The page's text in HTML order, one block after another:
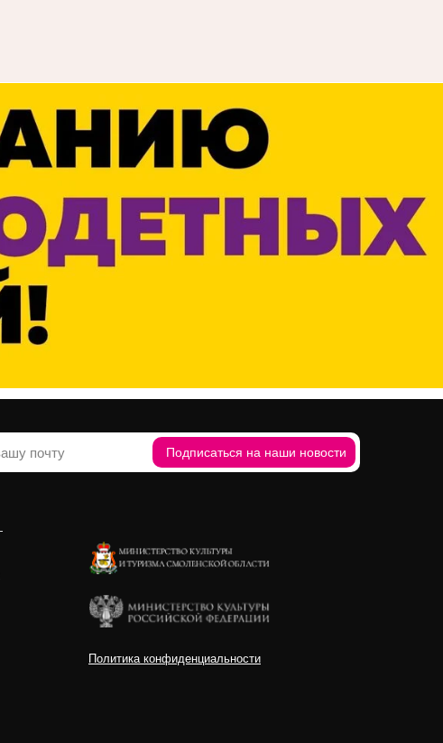
Политика конфиденциальности
Подписаться на наши новости